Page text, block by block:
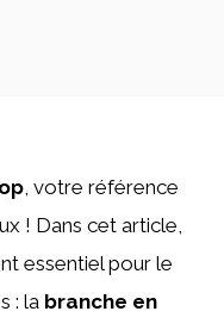
, votre référence
! Dans cet article,
essentiel pour le
: la branche en